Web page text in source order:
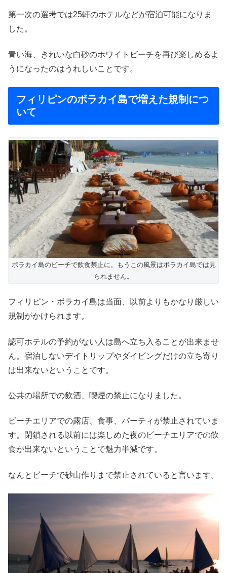
第一次の選考では25軒のホテルなどが宿泊可能になりま
した。
青い海、きれいな白砂のホワイトビーチを再び楽しめるよ
うになったのはうれしいことです。
フィリピンのボラカイ島で増えた規制につ
いて
ボラカイ島のビーチで飲食禁止に。もうこの風景はボラカイ島では見
られません。
フィリピン・ボラカイ島は当面、以前よりもかなり厳しい
規制がかけられます。
認可ホテルの予約がない人は島へ立ち入ることが出来ませ
ん。宿泊しないデイトリップやダイビングだけの立ち寄り
は出来ないということです。
公共の場所での飲酒、喫煙の禁止になりました。
ビーチエリアでの露店、食事、パーティが禁止されていま
す。閉鎖される以前には楽しめた夜のビーチエリアでの飲
食が出来ないということで魅力半減です。
なんとビーチで砂山作りまで禁止されていると言います。